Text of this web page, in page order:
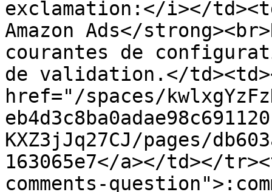
exclamation:</i></
Amazon Ads</
courantes de
de validation.</
href="/spaces/
KXZ3jJq27CJ/pages/
163065e7</a></td></
comments-